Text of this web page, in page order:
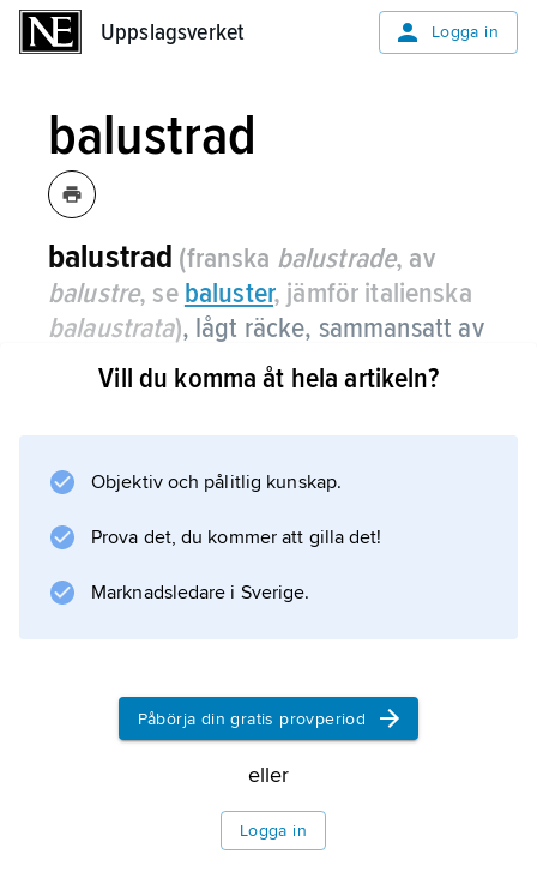
Uppslagsverket Logga in
balustrad
balustrad (franska balustrade, av
balustre, se baluster, jämför italienska
balaustrata), lågt räcke, sammansatt av
balustrar som bär en horisontell
överliggare.
fasadkrön på byggnader eller som
terrasser samt vid broar, läktare och trappor.
Vill du komma åt hela artikeln?
Objektiv och pålitlig kunskap.
Prova det, du kommer att gilla det!
Marknadsledare i Sverige.
Påbörja din gratis provperiod
eller
Logga in